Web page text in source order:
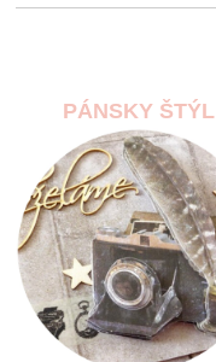
PÁNSKY ŠTÝL